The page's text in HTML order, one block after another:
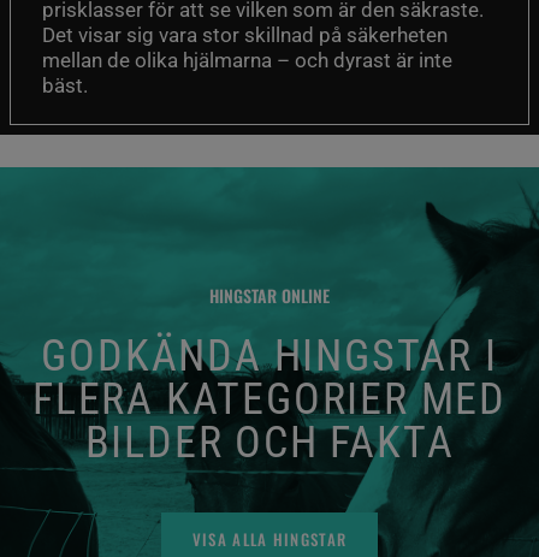
prisklasser för att se vilken som är den säkraste.
Det visar sig vara stor skillnad på säkerheten
mellan de olika hjälmarna – och dyrast är inte
bäst.
HINGSTAR ONLINE
GODKÄNDA HINGSTAR I
FLERA KATEGORIER MED
BILDER OCH FAKTA
VISA ALLA HINGSTAR